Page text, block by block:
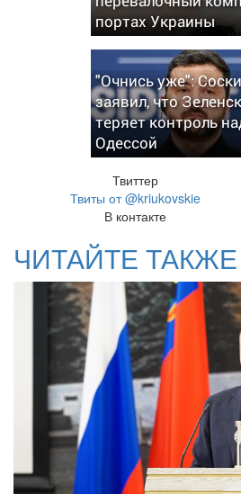
портах Украины
"Очнись уже":
заявил, что
теряет контроль
Одессой
Твиттер
Твиты от @kriukovskie
В контакте
ЧИТАЙТЕ